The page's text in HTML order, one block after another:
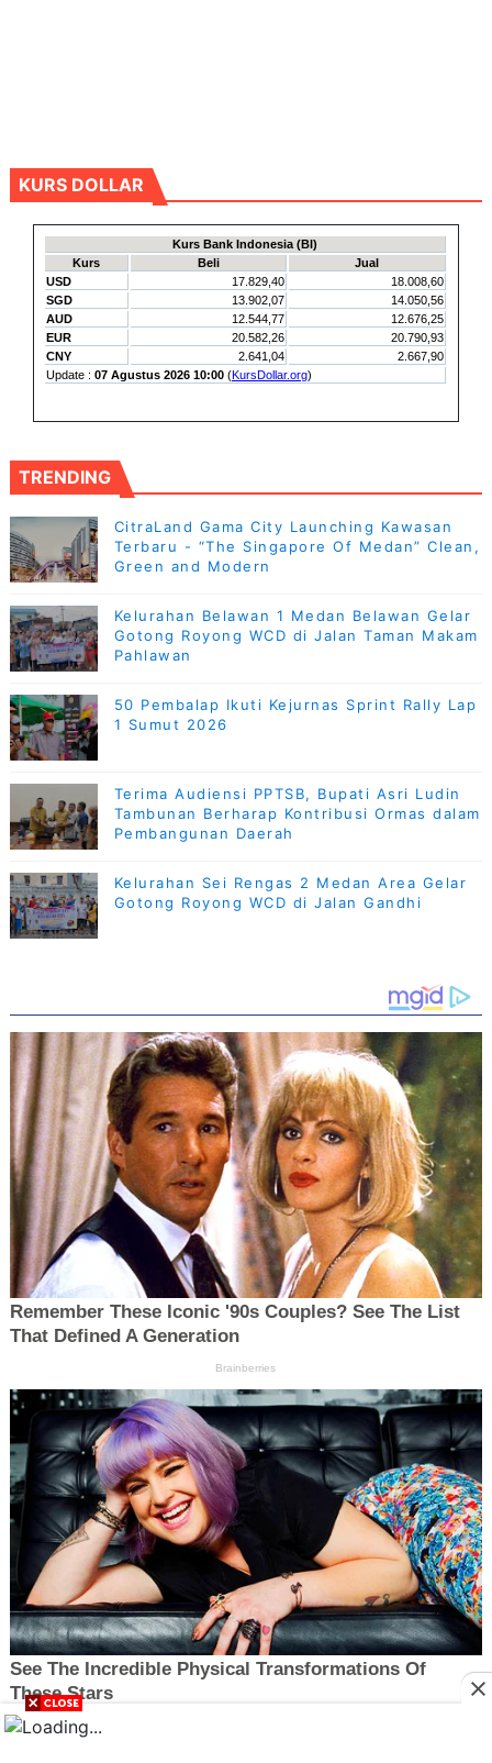
KURS DOLLAR
TRENDING
CitraLand Gama City Launching Kawasan
Terbaru - “The Singapore Of Medan” Clean,
Green and Modern
Kelurahan Belawan 1 Medan Belawan Gelar
Gotong Royong WCD di Jalan Taman Makam
Pahlawan
50 Pembalap Ikuti Kejurnas Sprint Rally Lap
1 Sumut 2026
Terima Audiensi PPTSB, Bupati Asri Ludin
Tambunan Berharap Kontribusi Ormas dalam
Pembangunan Daerah
Kelurahan Sei Rengas 2 Medan Area Gelar
Gotong Royong WCD di Jalan Gandhi